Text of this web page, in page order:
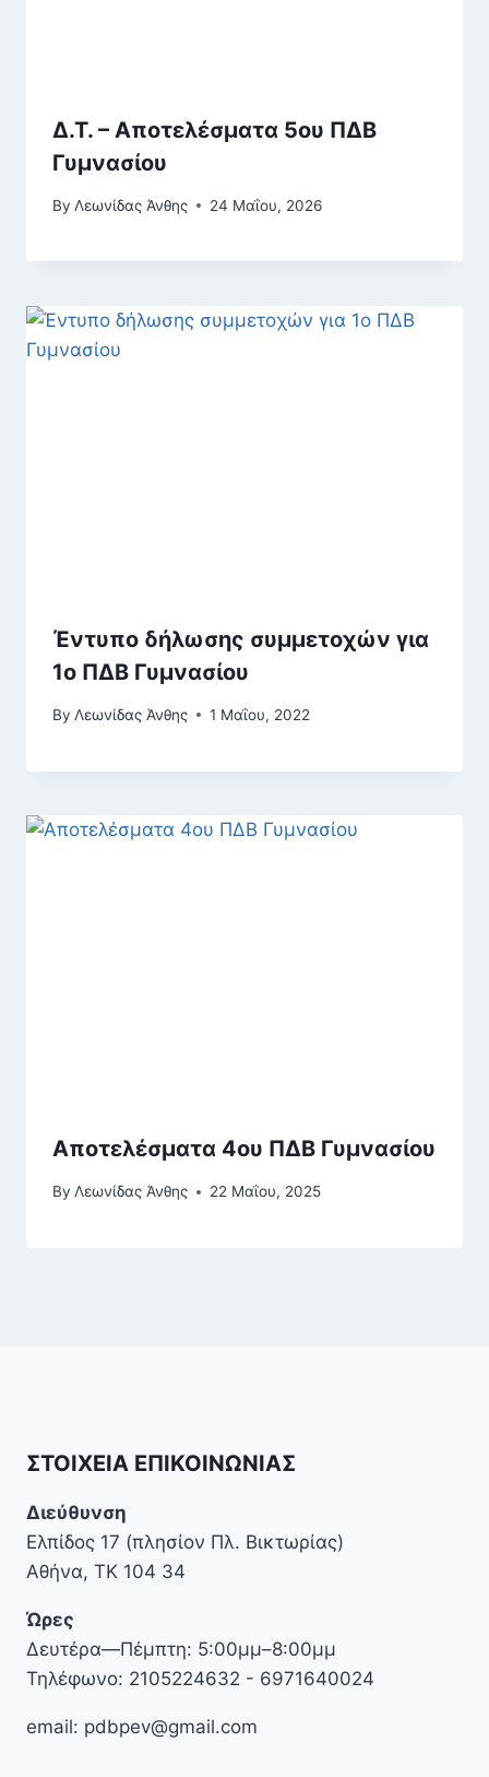
Δ.Τ. – Αποτελέσματα 5ου ΠΔΒ
Γυμνασίου
By Λεωνίδας Άνθης 24 Μαΐου, 2026
Έντυπο δήλωσης συμμετοχών για
1ο ΠΔΒ Γυμνασίου
By Λεωνίδας Άνθης 1 Μαΐου, 2022
Αποτελέσματα 4ου ΠΔΒ Γυμνασίου
By Λεωνίδας Άνθης 22 Μαΐου, 2025
ΣΤΟΙΧΕΊΑ ΕΠΙΚΟΙΝΩΝΊΑΣ
Διεύθυνση
Ελπίδος 17 (πλησίον Πλ. Βικτωρίας)
Αθήνα, ΤΚ 104 34
Ώρες
Δευτέρα—Πέμπτη: 5:00μμ–8:00μμ
Τηλέφωνο: 2105224632 - 6971640024
email: pdbpev@gmail.com